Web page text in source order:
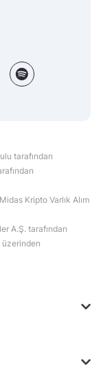
tarafından
Kripto Varlık Alım
A.Ş. tarafından
üzerinden